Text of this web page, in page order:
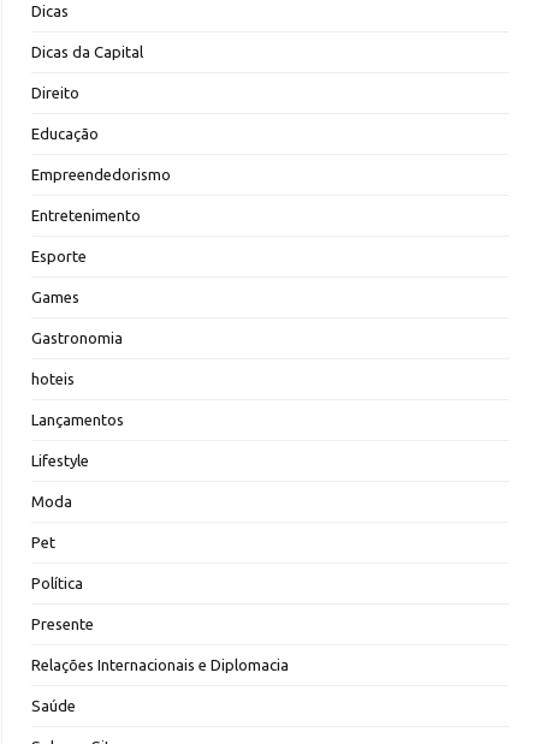
Dicas
Dicas da Capital
Direito
Educação
Empreendedorismo
Entretenimento
Esporte
Games
Gastronomia
hoteis
Lançamentos
Lifestyle
Moda
Pet
Política
Presente
Relações Internacionais e Diplomacia
Saúde